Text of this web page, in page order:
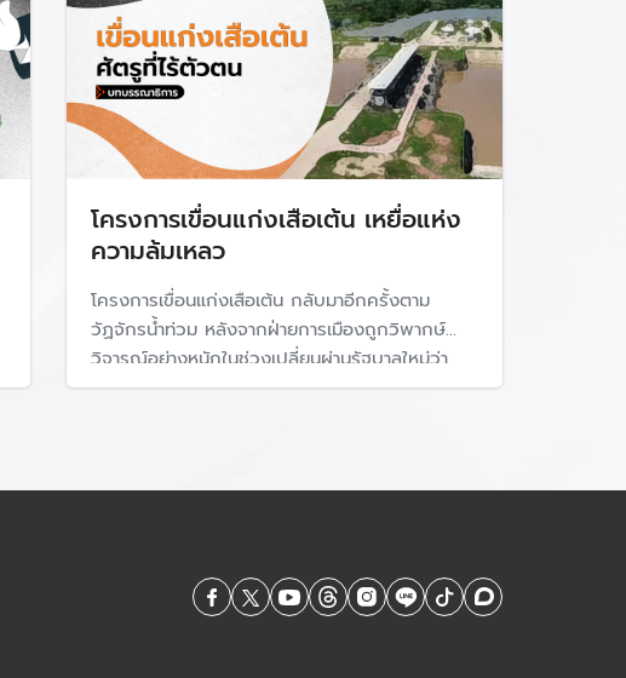
โครงการเขื่อนแก่งเสือเต้น เหยื่อแห่ง
ความล้มเหลว
โครงการเขื่อนแก่งเสือเต้น กลับมาอีกครั้งตาม
วัฏจักรน้ำท่วม หลังจากฝ่ายการเมืองถูกวิพากษ์
วิจารณ์อย่างหนักในช่วงเปลี่ยนผ่านรัฐบาลใหม่ว่า
ช่วยเหลือผู้ที่ได้รับผลกระทบล่าช้า โครงการนี้กำลัง